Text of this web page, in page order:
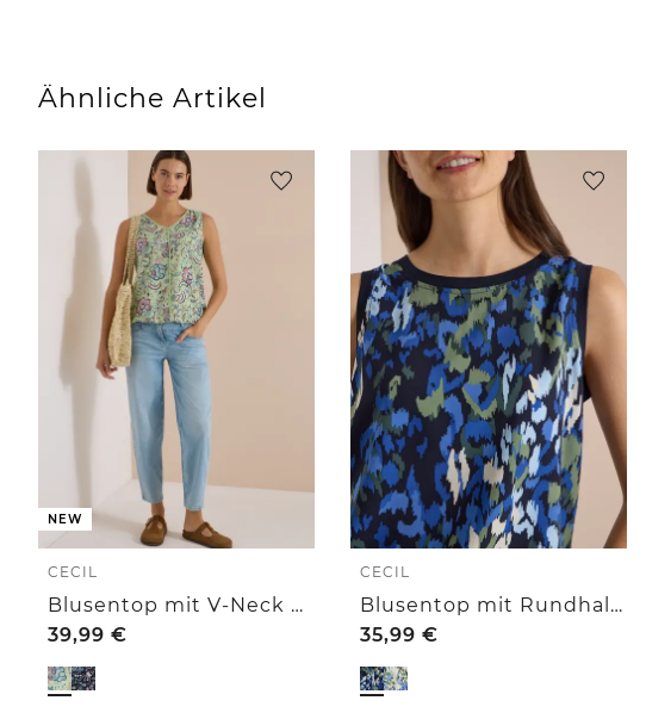
Ähnliche Artikel
NEW
CECIL
Blusentop mit V-Neck und Print
39,99 €
CECIL
Blusentop mit Rundhals und Print
35,99 €